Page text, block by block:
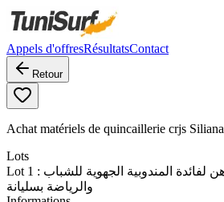
Appels d'offresRésultatsContact
Retour
Achat matériels de quincaillerie crjs Siliana
Lots
Lot 1 : اقتناء مواد صحية ودهن لفائدة المندوبية الجهوية للشباب
والرياضة بسليانة